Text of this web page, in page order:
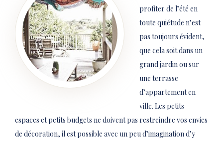
profiter de l’été en
toute quiétude n’est
pas toujours évident,
que cela soit dans un
grand jardin ou sur
une terrasse
d’appartement en
ville. Les petits
espaces et petits budgets ne doivent pas restreindre vos envies
de décoration, il est possible avec un peu d’imagination d’y